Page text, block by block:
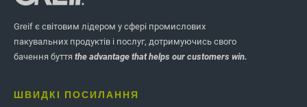
Greif є світовим лідером у сфері промислових
пакувальних продуктів і послуг, дотримуючись свого
бачення буття the advantage that helps our customers win.
ШВИДКІ ПОСИЛАННЯ